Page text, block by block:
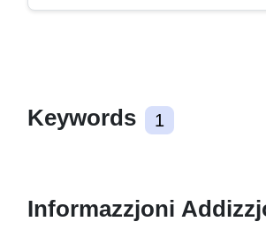
Keywords 1
Informazzjoni